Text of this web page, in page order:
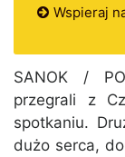
Wspieraj
SANOK /
przegrali z
spotkaniu.
dużo serca,